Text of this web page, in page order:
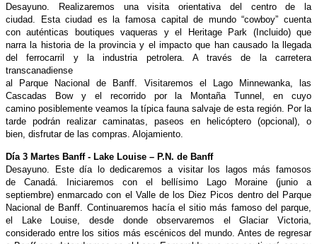
Desayuno. Realizaremos una visita orientativa del centro de la
ciudad. Esta ciudad es la famosa capital de mundo “cowboy” cuenta
conauténticas boutiques vaqueras y el Heritage Park (Incluido) que
narrala historia de la provincia y el impacto que han causado la llegada
delferrocarril y la industria petrolera. A través de la carretera
transcanadiense
al Parque Nacional de Banff. Visitaremos el Lago Minnewanka, las
Cascadas Bow y el recorrido por la Montaña Tunnel, en cuyo
camino posiblemente veamos la típica fauna salvaje de esta región. Por la
tarde podrán realizar caminatas, paseos en helicóptero (opcional), o
bien, disfrutar de las compras. Alojamiento.
Día 3 Martes Banff - Lake Louise – P.N. de Banff
Desayuno. Este día lo dedicaremos a visitar los lagos más famosos
de Canadá. Iniciaremos con el bellísimo Lago Moraine (junio a
septiembre)enmarcado con el Valle de los Diez Picos dentro del Parque
Nacionalde Banff. Continuaremos hacía el sitio más famoso del parque,
el Lake Louise, desde donde observaremos el Glaciar Victoria,
considerado entrelos sitios más escénicos del mundo. Antes de regresar